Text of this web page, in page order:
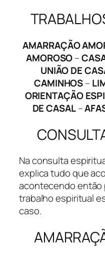
AMARRAÇÃO
AMOROSO–
UNIÃO DE
CAMINHOS–
ORIENTAÇÃO
DE CASAL–
Na consulta
explica tudo que
acontecendo então
trabalho espiritual
caso.